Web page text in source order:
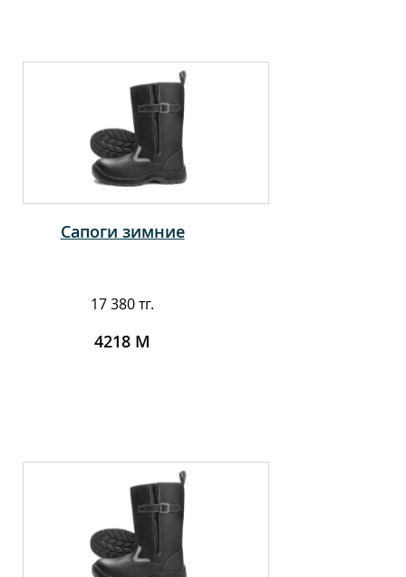
Сапоги зимние
17 380 тг.
4218 М